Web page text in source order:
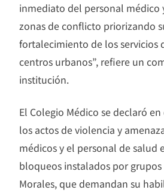
inmediato del personal médico
zonas de conflicto priorizando
fortalecimiento de los servicios
centros urbanos”, refiere un
institución.
El Colegio Médico se declaró
los actos de violencia y
médicos y el personal de salud
bloqueos instalados por grupos
Morales, que demandan su